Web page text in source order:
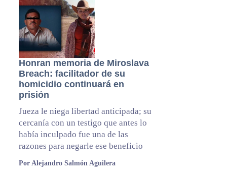
Honran memoria de Miroslava
Breach: facilitador de su
homicidio continuará en
prisión
Jueza le niega libertad anticipada; su
cercanía con un testigo que antes lo
había inculpado fue una de las
razones para negarle ese beneficio
Por Alejandro Salmón Aguilera